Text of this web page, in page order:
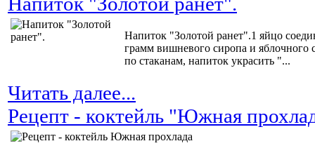
Напиток "Золотой ранет".1 яйцо
грамм вишневого сиропа и яблочного
по стаканам, напиток украсить "...
Читать далее...
Рецепт - коктейль "Южная